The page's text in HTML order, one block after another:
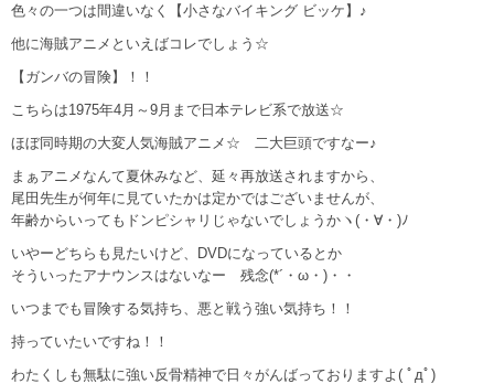
色々の一つは間違いなく【小さなバイキング ビッケ】♪
他に海賊アニメといえばコレでしょう☆
【ガンバの冒険】！！
こちらは1975年4月～9月まで日本テレビ系で放送☆
ほぼ同時期の大変人気海賊アニメ☆ 二大巨頭ですなー♪
まぁアニメなんて夏休みなど、延々再放送されますから、
尾田先生が何年に見ていたかは定かではございませんが、
年齢からいってもドンピシャリじゃないでしょうかヽ(・∀・)ﾉ
いやーどちらも見たいけど、DVDになっているとか
そういったアナウンスはないなー 残念(*´・ω・)・・
いつまでも冒険する気持ち、悪と戦う強い気持ち！！
持っていたいですね！！
わたくしも無駄に強い反骨精神で日々がんばっておりますよ( ﾟдﾟ)